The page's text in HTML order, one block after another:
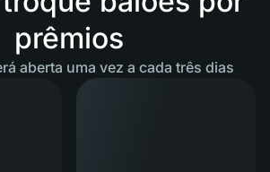
prêmios
aberta uma vez a cada três dias